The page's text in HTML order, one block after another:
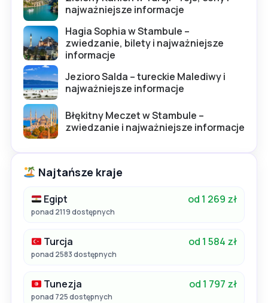
najważniejsze informacje
Hagia Sophia w Stambule –
zwiedzanie, bilety i najważniejsze
informacje
Jezioro Salda – tureckie Malediwy i
najważniejsze informacje
Błękitny Meczet w Stambule –
zwiedzanie i najważniejsze informacje
Najtańsze kraje
Egipt od 1 269 zł
ponad 2119 dostępnych
Turcja od 1 584 zł
ponad 2583 dostępnych
Tunezja od 1 797 zł
ponad 725 dostępnych